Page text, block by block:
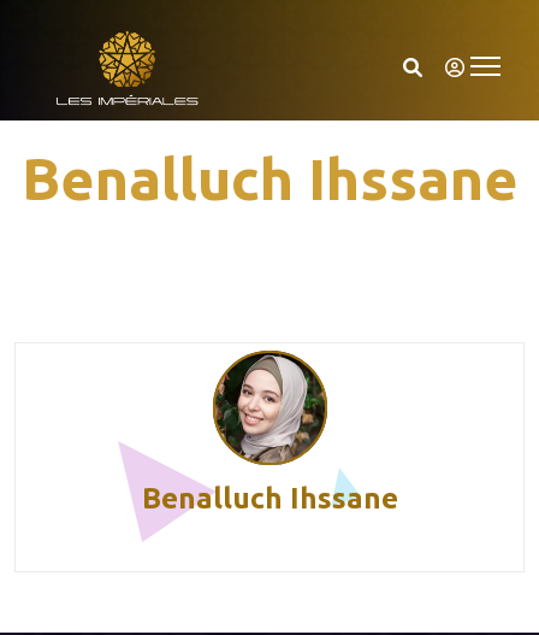
Benalluch Ihssane
Benalluch Ihssane